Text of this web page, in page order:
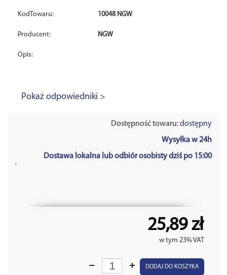
KodTowaru: 10048 NGW
Producent: NGW
Opis:
Pokaż odpowiedniki >
Dostępność towaru:dostępny
Wysyłka w 24h
Dostawa lokalna lub odbiór osobisty dziś po 15:00
'
25,89 zł
w tym 23% VAT
DODAJ DO KOSZYKA